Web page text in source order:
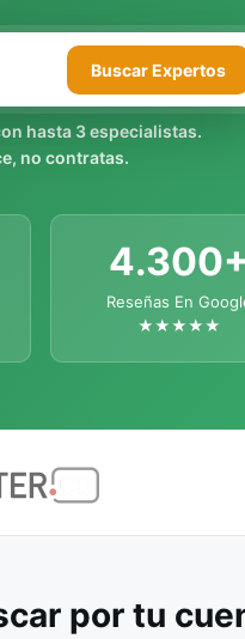
BuscarExpertos
hasta 3 especialistas.
no contratas.
4.300+
Reseñas En
★★★★★
por tu